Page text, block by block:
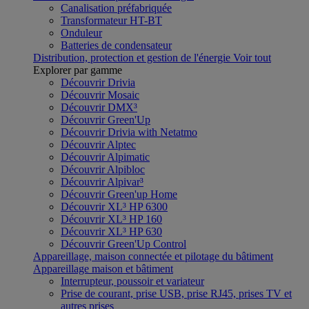
Canalisation préfabriquée
Transformateur HT-BT
Onduleur
Batteries de condensateur
Distribution, protection et gestion de l'énergie Voir tout
Explorer par gamme
Découvrir Drivia
Découvrir Mosaic
Découvrir DMX³
Découvrir Green'Up
Découvrir Drivia with Netatmo
Découvrir Alptec
Découvrir Alpimatic
Découvrir Alpibloc
Découvrir Alpivar³
Découvrir Green'up Home
Découvrir XL³ HP 6300
Découvrir XL³ HP 160
Découvrir XL³ HP 630
Découvrir Green'Up Control
Appareillage, maison connectée et pilotage du bâtiment
Appareillage maison et bâtiment
Interrupteur, poussoir et variateur
Prise de courant, prise USB, prise RJ45, prises TV et
autres prises